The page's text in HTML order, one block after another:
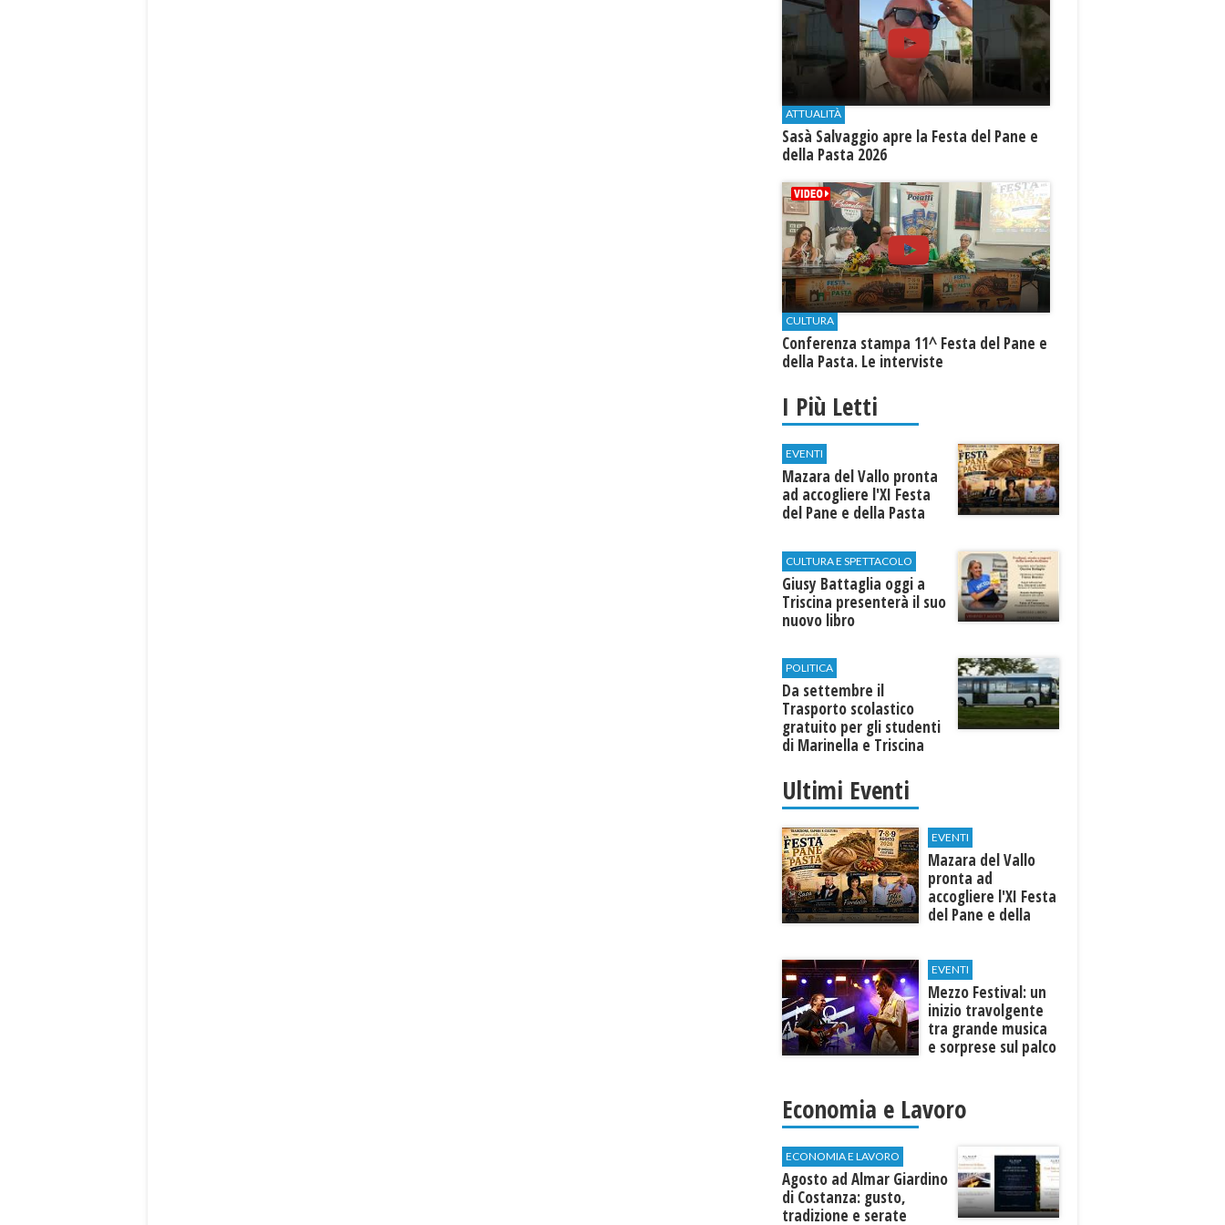
ATTUALITÀ
Sasà Salvaggio apre la Festa del Pane e
della Pasta 2026
CULTURA
Conferenza stampa 11^ Festa del Pane e
della Pasta. Le interviste
I Più Letti
EVENTI
Mazara del Vallo pronta
ad accogliere l'XI Festa
del Pane e della Pasta
CULTURA E SPETTACOLO
Giusy Battaglia oggi a
Triscina presenterà il suo
nuovo libro
POLITICA
Da settembre il
Trasporto scolastico
gratuito per gli studenti
di Marinella e Triscina
Ultimi Eventi
EVENTI
Mazara del Vallo
pronta ad
accogliere l'XI Festa
del Pane e della
EVENTI
Mezzo Festival: un
inizio travolgente
tra grande musica
e sorprese sul palco
Economia e Lavoro
ECONOMIA E LAVORO
Agosto ad Almar Giardino
di Costanza: gusto,
tradizione e serate